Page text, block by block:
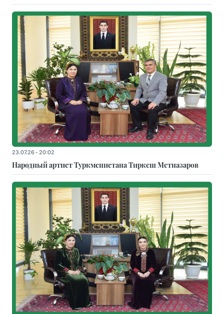
23.07.26 - 20:02
Народный артист Туркменистана Тиркеш Мeтназаров